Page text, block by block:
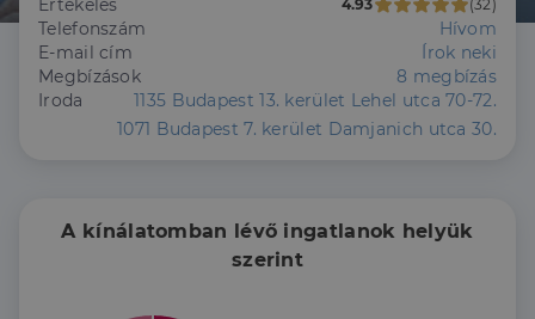
Értékelés 4.93 (32)
Telefonszám
Hívom
E-mail cím
Írok neki
Megbízások
8 megbízás
Iroda
1135 Budapest 13. kerület Lehel utca 70-72.
1071 Budapest 7. kerület Damjanich utca 30.
A kínálatomban lévő ingatlanok helyük
szerint